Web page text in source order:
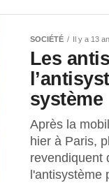
SOCIÉTÉ Il y a 13
Les
système
Après la
hier à Paris,
revendiquent
l'antisystème